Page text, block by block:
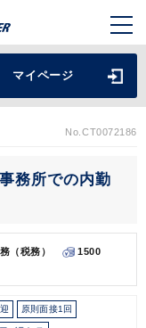
マイページ
No.CT0072186
務所での内勤
（税務）
1500
原則面接1回